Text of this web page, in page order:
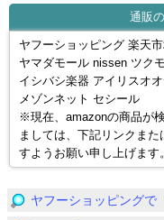
通販
ヤフーショッピング 楽天
ヤマダモール nissen ツク
イシバシ楽器 アイリスオ
メゾンネット セシール
※現在、amazonの商品が
ましては、下記リンクま
すようお願い申し上げます。
ヤフーショッピングで